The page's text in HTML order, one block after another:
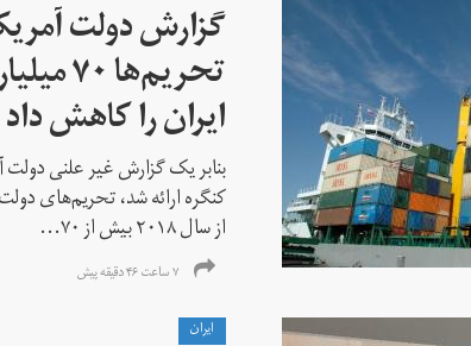
گزارش دولت
ایران را کاهش داد
بنابر یک گزارش غیر علنی دولت
کنگره ارائه شد، تحریم‌های
از سال ۲۰۱۸ بیش از ۷۰...
۷ ساعت ۴۶ دقیقه پیش
ايران